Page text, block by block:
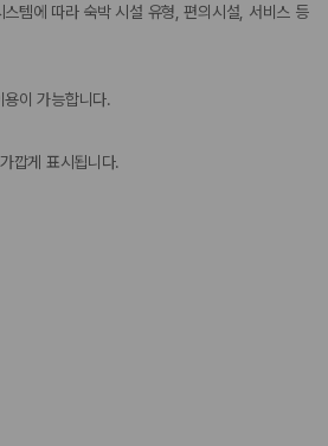
템에 따라 숙박 시설 유형, 편의시설, 서비스 등
이 가능합니다.
깝게 표시됩니다.